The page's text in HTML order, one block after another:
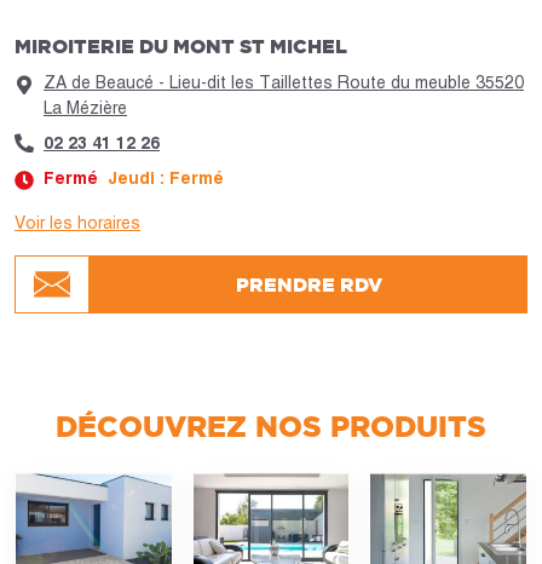
MIROITERIE DU MONT ST MICHEL
ZA de Beaucé - Lieu-dit les Taillettes Route du meuble 35520
La Mézière
02 23 41 12 26
Fermé
Jeudi : Fermé
Voir les horaires
Jour :
Horaires :
Lundi
Fermé
Mardi
Dimanche
Fermé
PRENDRE RDV
DÉCOUVREZ NOS PRODUITS